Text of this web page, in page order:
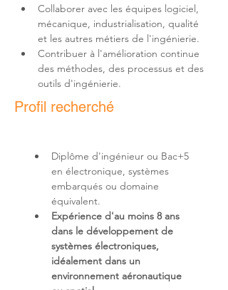
Collaborer avec les équipes logiciel,
mécanique, industrialisation, qualité
Contribuer à l'amélioration continue
des méthodes, des processus et des
outils d'ingénierie.
Profil recherché
Diplôme d'ingénieur ou Bac+5
en électronique, systèmes
embarqués ou domaine
Expérience d'au moins 8 ans
dans le développement de
systèmes électroniques,
idéalement dans un
environnement aéronautique